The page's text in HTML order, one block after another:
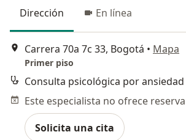
Dirección
En línea
Carrera 70a 7c 33, Bogotá • Mapa
Primer piso
Consulta psicológica por ansiedad
Solicita una cita